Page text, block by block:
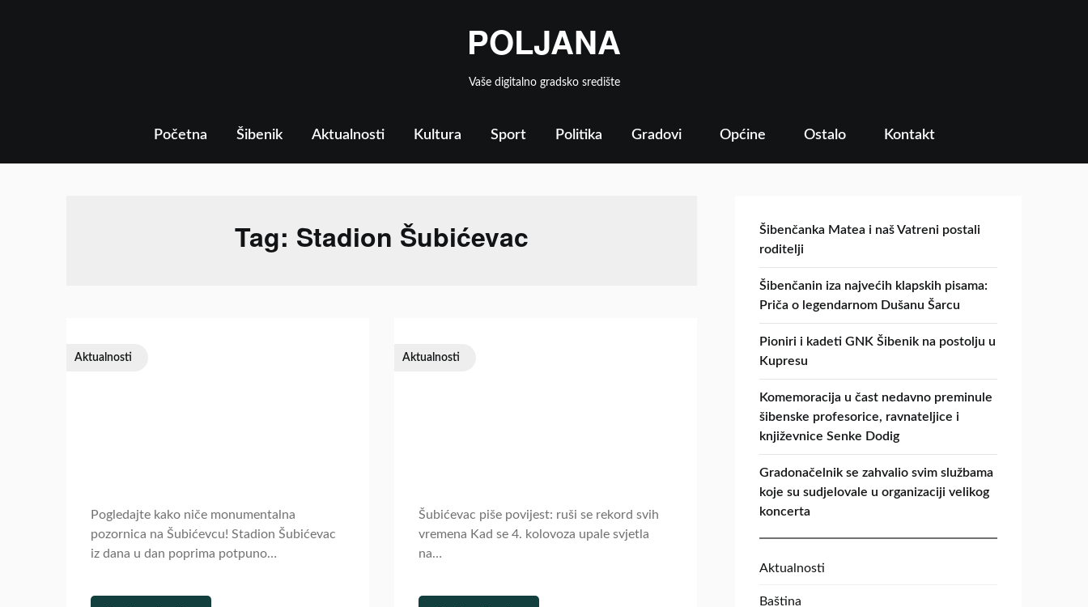
POLJANA
Vaše digitalno gradsko središte
Početna Šibenik Aktualnosti Kultura Sport Politika Gradovi Općine Ostalo Kontakt
Tag: Stadion Šubićevac
Aktualnosti
Pogledajte kako niče monumentalna
pozornica na Šubićevcu! Stadion Šubićevac
iz dana u dan poprima potpuno…
Aktualnosti
Šubićevac piše povijest: ruši se rekord svih
vremena Kad se 4. kolovoza upale svjetla
na…
Šibenčanka Matea i naš Vatreni postali
roditelji
Šibenčanin iza najvećih klapskih pisama:
Priča o legendarnom Dušanu Šarcu
Pioniri i kadeti GNK Šibenik na postolju u
Kupresu
Komemoracija u čast nedavno preminule
šibenske profesorice, ravnateljice i
književnice Senke Dodig
Gradonačelnik se zahvalio svim službama
koje su sudjelovale u organizaciji velikog
koncerta
Aktualnosti
Baština